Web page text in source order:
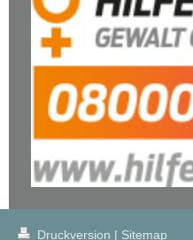
Druckversion | Sitemap